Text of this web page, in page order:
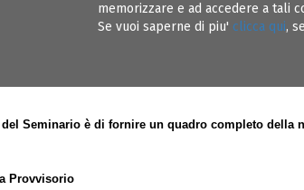
memorizzare e ad accedere a tali
Se vuoi saperne di piu' clicca qui,
Mercoledì 11 dicembre 2019 presso la " Masseria
Seminario è di fornire un quadro completo
Provvisorio